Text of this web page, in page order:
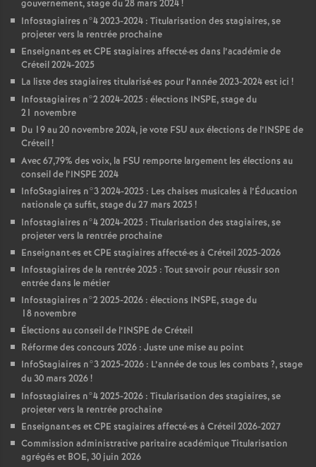
gouvernement, stage du 28 mars 2024!
Infostagiaires n°4 2023-2024 : Titularisation des stagiaires, se
projeter vers la rentrée prochaine
Enseignant·es etCPE stagiaires affecté·es dans l’académie de
Créteil 2024-2025
La liste des stagiaires titularisé·es pour l’année 2023-2024 est ici !
Infostagiaires n°2 2024-2025 : élections INSPE, stage du
21 novembre
Du 19 au 20 novembre 2024, je vote FSU aux élections de l’INSPE de
Créteil!
Avec 67,79% des voix, la FSU remporte largement les élections au
conseil de l’INSPE 2024
InfoStagiaires n°3 2024-2025 : Les chaises musicales à l’Éducation
nationale ça suffit, stage du 27 mars 2025!
Infostagiaires n°4 2024-2025 : Titularisation des stagiaires, se
projeter vers la rentrée prochaine
Enseignant·es etCPE stagiaires affecté·es à Créteil 2025-2026
Infostagiaires de la rentrée 2025 : Tout savoir pour réussir son
entrée dans le métier
Infostagiaires n°2 2025-2026 : élections INSPE, stage du
18 novembre
Élections au conseil de l’INSPE de Créteil
Réforme des concours 2026 : Juste une mise au point
InfoStagiaires n°3 2025-2026 : L’année de tous les combats ?, stage
du 30 mars 2026!
Infostagiaires n°4 2025-2026 : Titularisation des stagiaires, se
projeter vers la rentrée prochaine
Enseignant·es etCPE stagiaires affecté·es à Créteil 2026-2027
Commission administrative paritaire académique Titularisation
agrégés et BOE, 30 juin 2026